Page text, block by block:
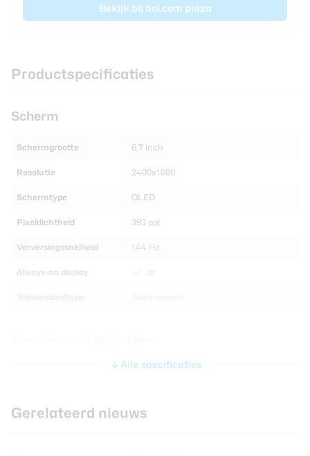
Bekijk bij bol.com plaza
Productspecificaties
Scherm
Schermgrootte 6.7 inch
Resolutie 2400x1080
Schermtype OLED
Pixeldichtheid 393 ppi
Verversingssnelheid 144 Hz
Always-on display Ja
Qualcomm Snapdragon 7s Gen 2
CPU-kernen Octa Core
Alle specificaties
Gerelateerd nieuws